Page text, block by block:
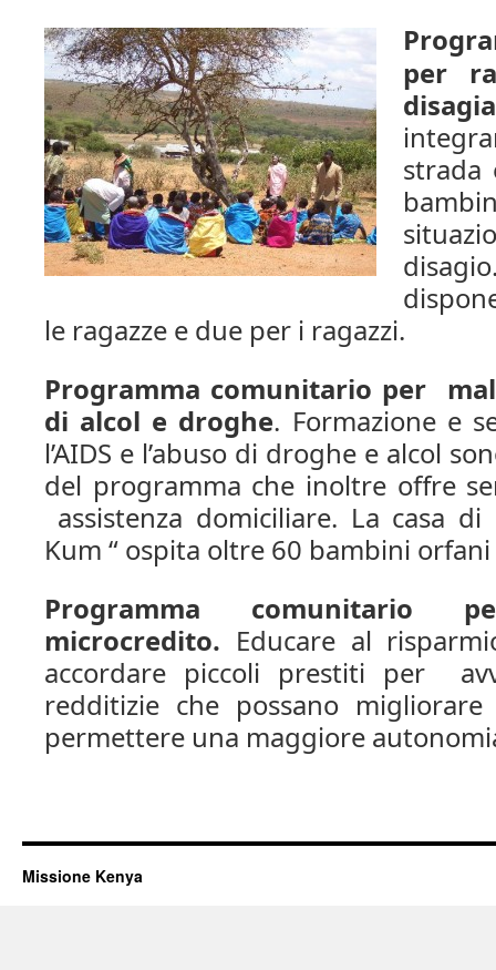
per
strada
le ragazze e due per i ragazzi.
Programma comunitario per
di alcol e droghe. Formazione e
l’AIDS e l’abuso di droghe e alcol
del programma che inoltre offre
assistenza domiciliare. La casa di
Kum “ ospita oltre 60 bambini
Programma comunitario
microcredito. Educare al
accordare piccoli prestiti per
redditizie che possano
permettere una maggiore
Missione Kenya